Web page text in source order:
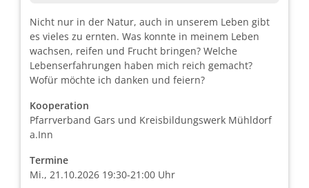
Nicht nur in der Natur, auch in unserem Leben gibt
es vieles zu ernten. Was konnte in meinem Leben
wachsen, reifen und Frucht bringen? Welche
Lebenserfahrungen haben mich reich gemacht?
Wofür möchte ich danken und feiern?
Kooperation
Pfarrverband Gars und Kreisbildungswerk Mühldorf
a.Inn
Termine
Mi., 21.10.2026 19:30-21:00 Uhr